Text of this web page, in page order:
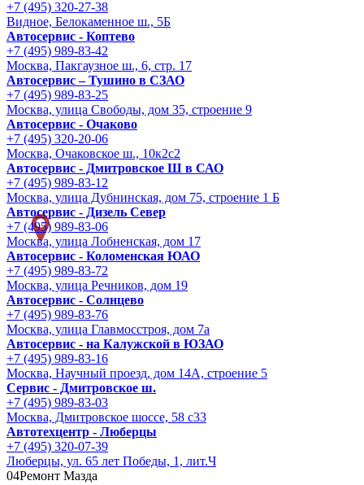
+7 (495) 320-27-38
Видное, Белокаменное ш., 5Б
Автосервис - Коптево
+7 (495) 989-83-42
Москва, Пакгаузное ш., 6, стр. 17
Автосервис – Тушино в СЗАО
+7 (495) 989-83-25
Москва, улица Свободы, дом 35, строение 9
Автосервис - Очаково
+7 (495) 320-20-06
Москва, Очаковское ш., 10к2с2
Автосервис - Дмитровское Ш в САО
+7 (495) 989-83-12
Москва, улица Дубнинская, дом 75, строение 1 Б
Автосервис - Дизель Север
+7 (495) 989-83-06
Москва, улица Лобненская, дом 17
Автосервис - Коломенская ЮАО
+7 (495) 989-83-72
Москва, улица Речников, дом 19
Автосервис - Солнцево
+7 (495) 989-83-76
Москва, улица Главмосстроя, дом 7а
Автосервис - на Калужской в ЮЗАО
+7 (495) 989-83-16
Москва, Научный проезд, дом 14А, строение 5
Сервис - Дмитровское ш.
+7 (495) 989-83-03
Москва, Дмитровское шоссе, 58 с33
Автотехцентр - Люберцы
+7 (495) 320-07-39
Люберцы, ул. 65 лет Победы, 1, лит.Ч
04Ремонт Мазда